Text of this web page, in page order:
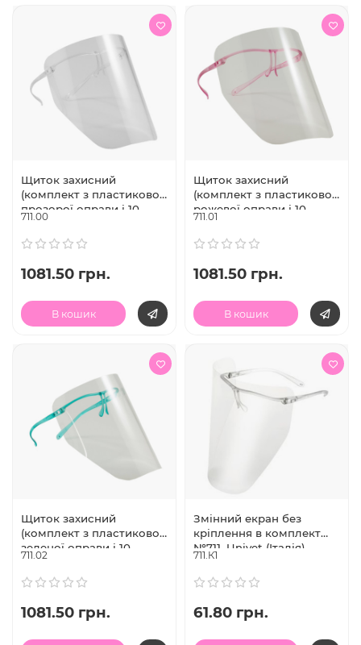
Щиток захисний
(комплект з пластикової
прозорої оправи і 10
змінних екранів), Univet
(Італія)
711.00
1081.50 грн.
В кошик
Щиток захисний
(комплект з пластикової
рожевої оправи і 10
змінних екранів), Univet
(Італія)
711.01
1081.50 грн.
В кошик
Щиток захисний
(комплект з пластикової
зеленої оправи і 10
змінних екранів), Univet
(Італія)
711.02
1081.50 грн.
Змінний екран без
кріплення в комплект
№711, Univet (Італія)
711.К1
61.80 грн.